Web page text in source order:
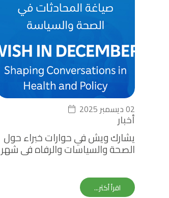
أخبار
02 ديسمبر 2025
يشارك ويش في حوارات خبراء حول
الصحة والسياسات والرفاه في شهر
ديسمبر
اقرأ أكثر...